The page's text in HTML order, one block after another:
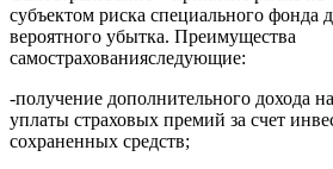
субъектом риска специального фонда
вероятного убытка. Преимущества
самострахованияследующие:
-получение дополнительного дохода
уплаты страховых премий за счет
сохраненных средств;